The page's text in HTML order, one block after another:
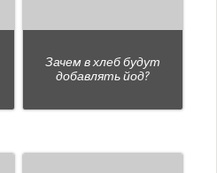
Зачем в хлеб будут
добавлять йод?